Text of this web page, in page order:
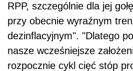
RPP, szczególnie dla jej
przy obecnie wyraźnym
dezinflacyjnym". "Dlatego
nasze wcześniejsze
rozpocznie cykl cięć stóp